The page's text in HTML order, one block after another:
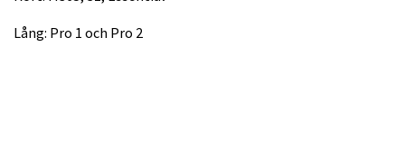
Lång: Pro 1 och Pro 2